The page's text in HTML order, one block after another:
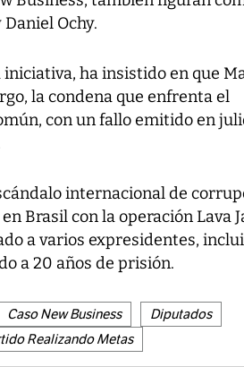
Ochy.
ha insistido en que
la condena que enfrenta el
con un fallo emitido en
internacional de
Brasil con la operación Lava
a varios expresidentes,
a 20 años de prisión.
Caso New Business
Diputados
Realizando Metas